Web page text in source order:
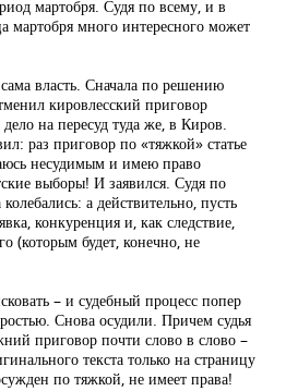
мартобря. Судя по всему, и в
мартобря много интересного может
власть. Сначала по решению
кировлесский приговор
на пересуд туда же, в Киров.
раз приговор по «тяжкой» статье
несудимым и имею право
выборы! И заявился. Судя по
а действительно, пусть
конкуренция и, как следствие,
(которым будет, конечно, не
– и судебный процесс попер
Снова осудили. Причем судья
приговор почти слово в слово –
текста только на страницу
по тяжкой, не имеет права!